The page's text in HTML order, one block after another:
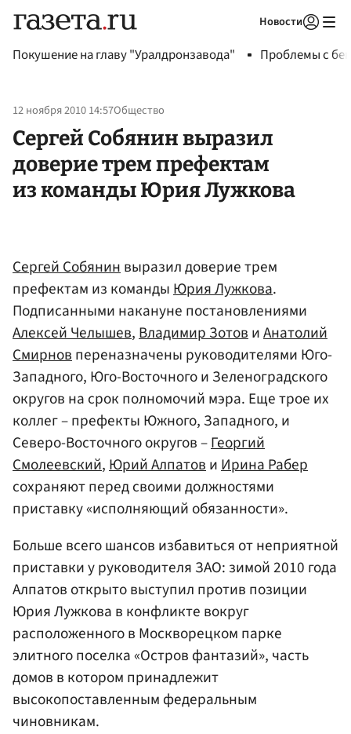
Новости
Покушение на главу "Уралдронзавода" Проблемы с
12 ноября 2010 14:57Общество
Сергей Собянин выразил
доверие трем префектам
из команды Юрия Лужкова
Сергей Собянинвыразил доверие трем
префектам из командыЮрия Лужкова.
Подписанными накануне постановлениями
Алексей Челышев,Владимир ЗотовиАнатолий
Смирновпереназначены руководителями Юго-
Западного, Юго-Восточного и Зеленоградского
округов на срок полномочий мэра. Еще трое их
коллег – префекты Южного, Западного, и
Северо-Восточного округов –Георгий
Смолеевский,Юрий АлпатовиИрина Рабер
сохраняют перед своими должностями
приставку «исполняющий обязанности».
Больше всего шансов избавиться от неприятной
приставки у руководителя ЗАО: зимой 2010 года
Алпатов открыто выступил против позиции
Юрия Лужкова в конфликте вокруг
расположенного в Москворецком парке
элитного поселка «Остров фантазий», часть
домов в котором принадлежит
высокопоставленным федеральным
чиновникам.